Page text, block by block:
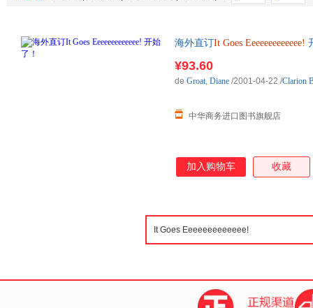
海外直订It Goes Eeeeeeeeeeeee!
¥93.60
中华商务进口图书旗舰店
de Groat, Diane /2001-04-22 /Clarion
加入购物车 收藏